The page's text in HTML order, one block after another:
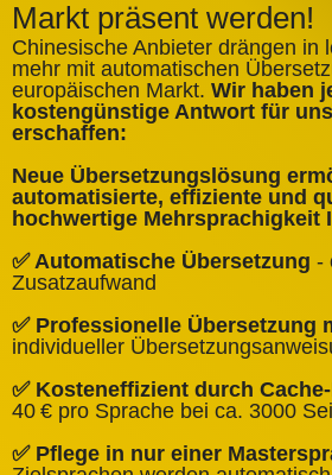
Markt präsent werden!
Chinesische Anbieter drängen in
mehr mit automatischen
europäischen Markt. Wir haben
kostengünstige Antwort für
erschaffen:
Neue Übersetzungslösung
automatisierte, effiziente und
hochwertige Mehrsprachigkeit
✅ Automatische Übersetzung -
Zusatzaufwand
✅ Professionelle Übersetzung
individueller
✅ Kosteneffizient durch
40 € pro Sprache bei ca. 3000
✅ Pflege in nur einer